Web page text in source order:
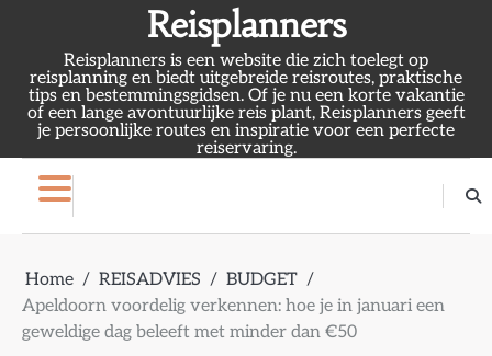
Reisplanners
Reisplanners is een website die zich toelegt op
reisplanning en biedt uitgebreide reisroutes, praktische
tips en bestemmingsgidsen. Of je nu een korte vakantie
of een lange avontuurlijke reis plant, Reisplanners geeft
je persoonlijke routes en inspiratie voor een perfecte
reiservaring.
Home REISADVIES
BUDGET
Apeldoorn voordelig verkennen: hoe je in januari een
geweldige dag beleeft met minder dan €50